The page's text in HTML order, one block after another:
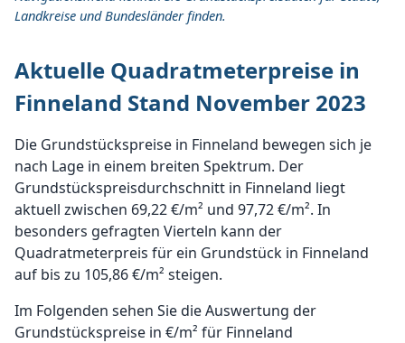
Landkreise und Bundesländer finden.
Aktuelle Quadratmeterpreise in
Finneland Stand November 2023
Die Grundstückspreise in Finneland bewegen sich je
nach Lage in einem breiten Spektrum. Der
Grundstückspreisdurchschnitt in Finneland liegt
aktuell zwischen 69,22 €/m² und 97,72 €/m². In
besonders gefragten Vierteln kann der
Quadratmeterpreis für ein Grundstück in Finneland
auf bis zu 105,86 €/m² steigen.
Im Folgenden sehen Sie die Auswertung der
Grundstückspreise in €/m² für Finneland